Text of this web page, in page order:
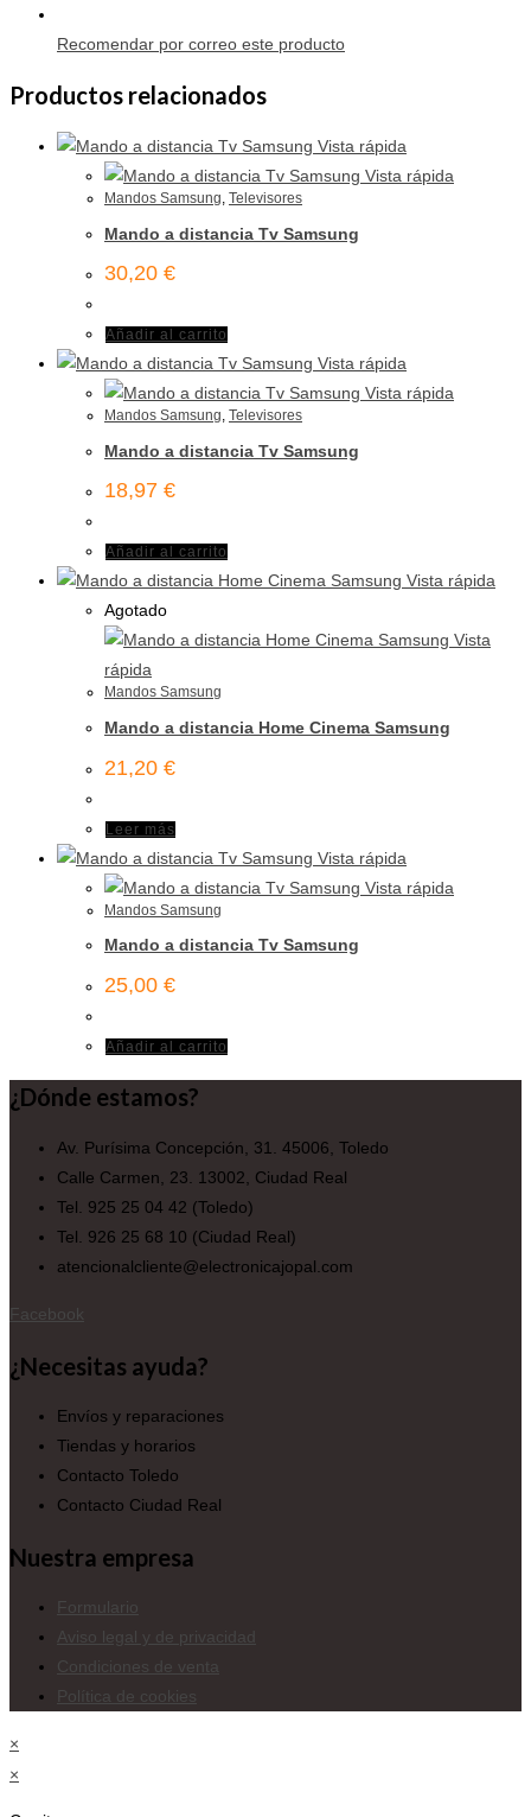
Recomendar por correo este producto
Productos relacionados
Vista rápida
Vista rápida
Mandos Samsung, Televisores
Mando a distancia Tv Samsung
30,20 €
Añadir al carrito
Vista rápida
Vista rápida
Mandos Samsung, Televisores
Mando a distancia Tv Samsung
18,97 €
Añadir al carrito
Vista rápida
Agotado
Vista
rápida
Mandos Samsung
Mando a distancia Home Cinema Samsung
21,20 €
Leer más
Vista rápida
Vista rápida
Mandos Samsung
Mando a distancia Tv Samsung
25,00 €
Añadir al carrito
¿Dónde estamos?
Av. Purísima Concepción, 31. 45006, Toledo
Calle Carmen, 23. 13002, Ciudad Real
Tel. 925 25 04 42 (Toledo)
Tel. 926 25 68 10 (Ciudad Real)
atencionalcliente@electronicajopal.com
Facebook
¿Necesitas ayuda?
Envíos y reparaciones
Tiendas y horarios
Contacto Toledo
Contacto Ciudad Real
Nuestra empresa
Formulario
Aviso legal y de privacidad
Condiciones de venta
Política de cookies
×
×